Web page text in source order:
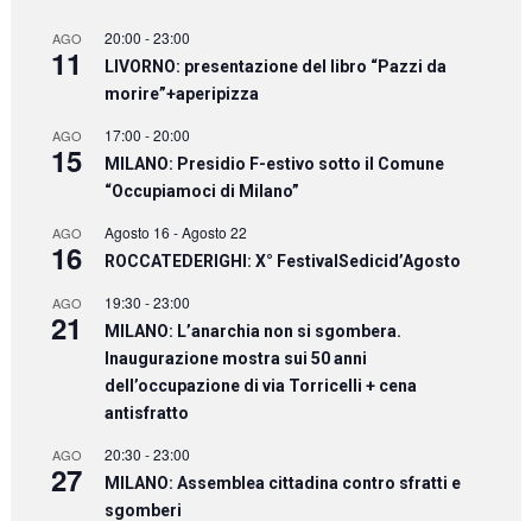
AGO
11
20:00 -23:00
LIVORNO: presentazione del libro “Pazzi da
morire”+aperipizza
AGO
15
17:00 -20:00
MILANO: Presidio F-estivo sotto il Comune
“Occupiamoci di Milano”
AGO
16
Agosto 16 -Agosto 22
ROCCATEDERIGHI: X° FestivalSedicid’Agosto
AGO
21
19:30 -23:00
MILANO: L’anarchia non si sgombera.
Inaugurazione mostra sui 50 anni
dell’occupazione di via Torricelli + cena
antisfratto
AGO
27
20:30 -23:00
MILANO: Assemblea cittadina contro sfratti e
sgomberi